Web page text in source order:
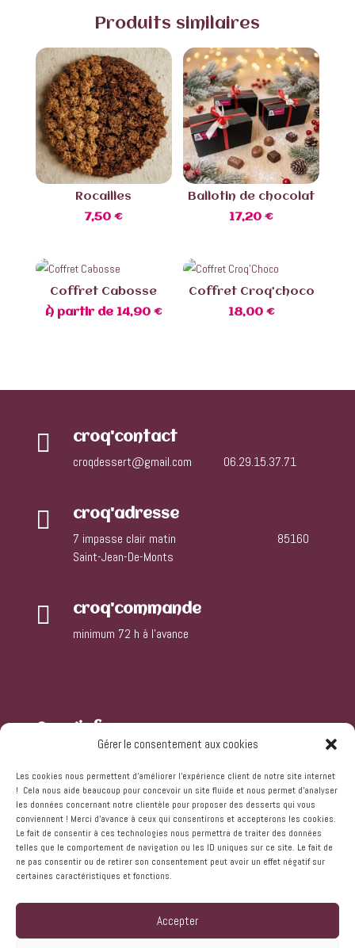
Gérer le consentement aux cookies
Les cookies nous permettent d'améliorer l'expérience client de notre site internet
! Cela nous aide beaucoup pour concevoir un site fluide et nous permet d'analyser
les données concernant notre clientèle pour proposer des desserts qui vous
conviennent ! Merci d'avance à ceux qui consentirons et accepterons les cookies.
Le fait de consentir à ces technologies nous permettra de traiter des données
telles que le comportement de navigation ou les ID uniques sur ce site. Le fait de
ne pas consentir ou de retirer son consentement peut avoir un effet négatif sur
certaines caractéristiques et fonctions.
Accepter
Produits similaires
Rocailles
7,50€
Ballotin de chocolat
17,20€
Coffret Cabosse
À partir de 14,90 €
Coffret Croq’choco
18,00 €
 croq'contact
croqdessert@gmail.com 06.29.15.37.71
 croq'adresse
7 impasse clair matin 85160
Saint-Jean-De-Monts
 croq'commande
minimum 72 h à l’avance
Croq’infos
Où sommes-nous
Demande de devis
Foires aux questions
Croq’mentions
Protection des données